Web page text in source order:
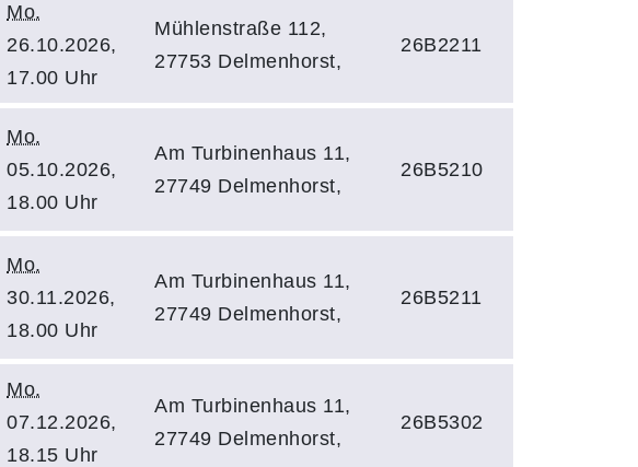
Mo.
26.10.2026,
17.00 Uhr
Mühlenstraße 112,
27753 Delmenhorst,
26B2211
Mo.
05.10.2026,
18.00 Uhr
Am Turbinenhaus 11,
27749 Delmenhorst,
26B5210
Mo.
30.11.2026,
18.00 Uhr
Am Turbinenhaus 11,
27749 Delmenhorst,
26B5211
Mo.
07.12.2026,
18.15 Uhr
Am Turbinenhaus 11,
27749 Delmenhorst,
26B5302